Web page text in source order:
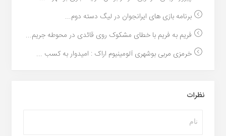
برنامه بازی های ایرانجوان در لیگ دسته دوم...
فریم به فریم با خطای مشکوک روی قائدی در محوطه جریم...
خرمزی مربی بوشهری آلومینیوم اراک : امیدوار به کسب ...
نظرات